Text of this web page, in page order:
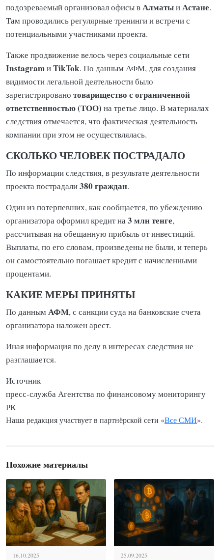
подозреваемый организовал офисы вАлматыиАстане.
Там проводились регулярные тренинги и встречи с
потенциальными участниками проекта.
Также продвижение велось через социальные сети
InstagramиTikTok. По данным АФМ, для создания
видимости легальной деятельности было
зарегистрировано товарищество с ограниченной
ответственностью (ТОО) на третье лицо. В материалах
следствия отмечается, что фактическая деятельность
компании при этом не осуществлялась.
СКОЛЬКО ЧЕЛОВЕК ПОСТРАДАЛО
По информации следствия, в результате деятельности
проекта пострадали380 граждан.
Один из потерпевших, как сообщается, по убеждению
организатора оформил кредит на3 млн тенге,
рассчитывая на обещанную прибыль от инвестиций.
Выплаты, по его словам, произведены не были, и теперь
он самостоятельно погашает кредит с начисленными
процентами.
КАКИЕ МЕРЫ ПРИНЯТЫ
По даннымАФМ, с санкции суда на банковские счета
организатора наложен арест.
Иная информация по делу в интересах следствия не
разглашается.
Источник
пресс-служба Агентства по финансовому мониторингу
РК
Наша редакция участвует в партнёрской сети «Все СМИ».
Похожие материалы
16.10.2025 25.09.2025